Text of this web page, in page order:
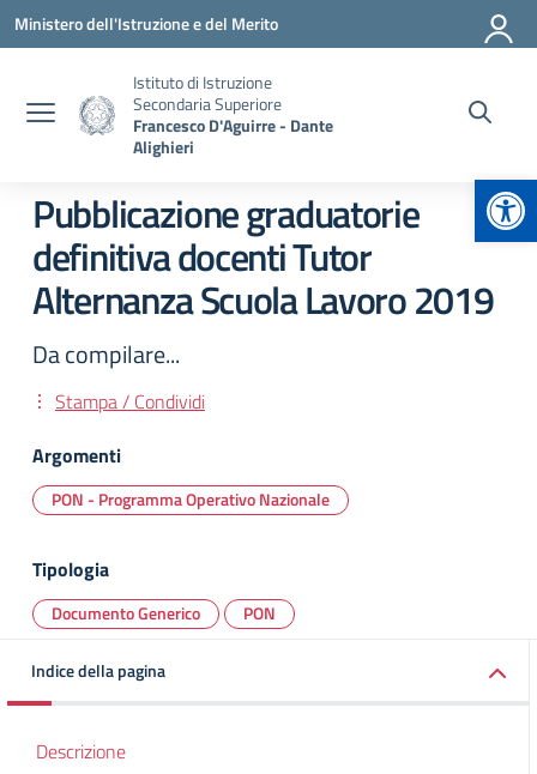
Vai ai contenuti
Vai al menu di navigazione
Vai al footer
Ministero dell'Istruzione e del Merito
Istituto di Istruzione
Secondaria Superiore
Francesco D'Aguirre - Dante
Alighieri
Pubblicazione graduatorie
definitiva docenti Tutor
Alternanza Scuola Lavoro 2019
Da compilare...
Stampa / Condividi
Argomenti
PON - Programma Operativo Nazionale
Tipologia
Documento Generico PON
Indice della pagina
Descrizione